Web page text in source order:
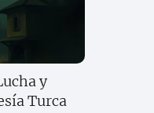
y
Turca